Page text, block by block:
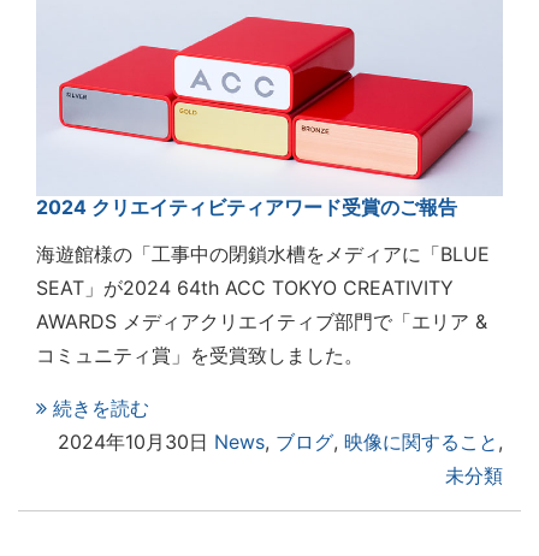
2024 クリエイティビティアワード受賞のご報告
海遊館様の「工事中の閉鎖水槽をメディアに「BLUE
SEAT」が2024 64th ACC TOKYO CREATIVITY
AWARDS メディアクリエイティブ部門で「エリア &
コミュニティ賞」を受賞致しました。
続きを読む
2024年10月30日 News, ブログ, 映像に関すること ,
未分類